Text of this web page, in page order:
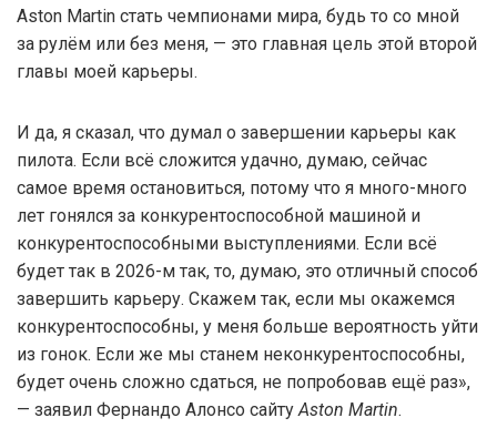
Aston Martin стать чемпионами мира, будь то со мной
за рулём или без меня, — это главная цель этой второй
главы моей карьеры.
И да, я сказал, что думал о завершении карьеры как
пилота. Если всё сложится удачно, думаю, сейчас
самое время остановиться, потому что я много-много
лет гонялся за конкурентоспособной машиной и
конкурентоспособными выступлениями. Если всё
будет так в 2026-м так, то, думаю, это отличный способ
завершить карьеру. Скажем так, если мы окажемся
конкурентоспособны, у меня больше вероятность уйти
из гонок. Если же мы станем неконкурентоспособны,
будет очень сложно сдаться, не попробовав ещё раз»,
— заявил Фернандо Алонсо сайту Aston Martin.